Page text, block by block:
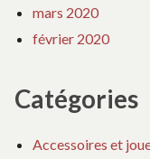
mars 2020
février 2020
Catégories
Accessoires et